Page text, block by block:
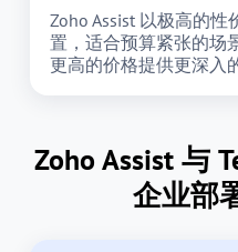
Zoho Assist 以极高的
置，适合预算紧张的场
更高的价格提供更深入
Zoho Assist 与
企业部